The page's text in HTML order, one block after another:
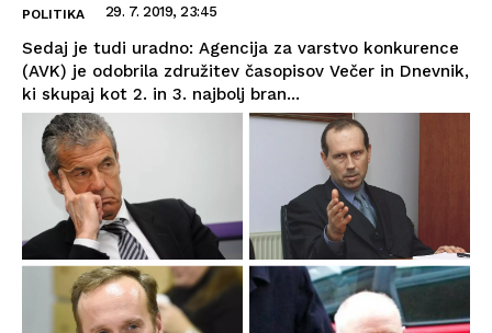
POLITIKA 29. 7. 2019, 23:45
Sedaj je tudi uradno: Agencija za varstvo konkurence
(AVK) je odobrila združitev časopisov Večer in Dnevnik,
ki skupaj kot 2. in 3. najbolj bran...